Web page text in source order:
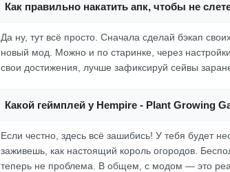
Как правильно накатить апк, чтобы не
Да ну, тут всё просто. Сначала сделай бэкап
новый мод. Можно и по старинке, через
свои достижения, лучше зафиксируй сейвы
Какой геймплей у Hempire - Plant Growing
Если честно, здесь всё зашибись! У тебя будет
заживешь, как настоящий король огородов.
теперь не проблема. В общем, с модом — это